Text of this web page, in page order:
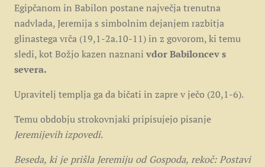
Egipčanom in Babilon postane največja trenutna
nadvlada, Jeremija s simbolnim dejanjem razbitja
glinastega vrča (19,1-2a.10-11) in z govorom, ki temu
sledi, kot Božjo kazen naznani vdor Babiloncev s
severa.
Upravitelj templja ga da bičati in zapre v ječo (20,1-6).
Temu obdobju strokovnjaki pripisujejo pisanje
Jeremijevih izpovedi.
Beseda, ki je prišla Jeremiju od Gospoda, rekoč: Postavi